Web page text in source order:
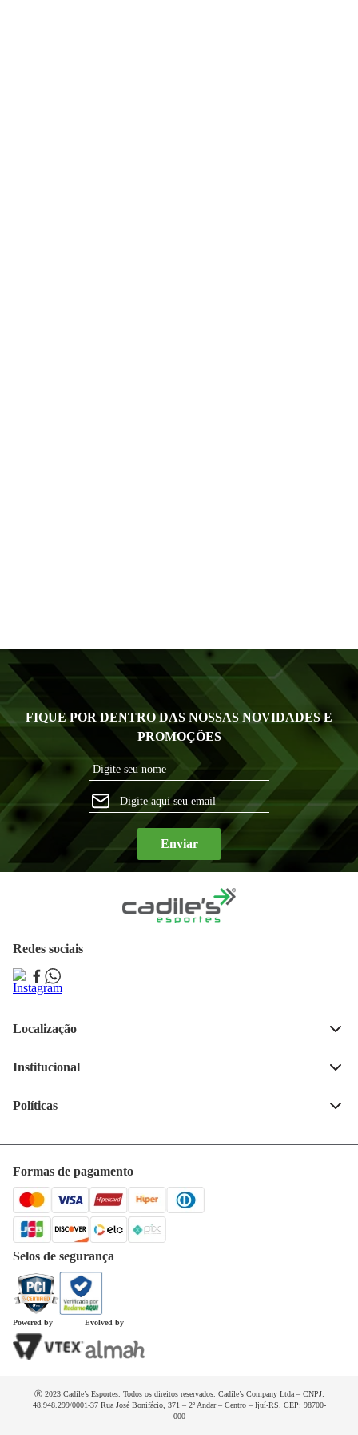
FIQUE POR DENTRO DAS NOSSAS NOVIDADES E
PROMOÇÕES
Enviar
Redes sociais
Localização
Centro, Ijui - RS
Institucional
Horários de atendimento
Trabalhe conosco
Políticas
Trocas e devoluções
Dúvidas frequentes
Formas de pagamento
Selos de segurança
Powered by Evolved by
Ⓡ 2023 Cadile’s Esportes. Todos os direitos reservados. Cadile’s Company Ltda – CNPJ:
48.948.299/0001-37 Rua José Bonifácio, 371 – 2º Andar – Centro – Ijuí-RS. CEP: 98700-
000